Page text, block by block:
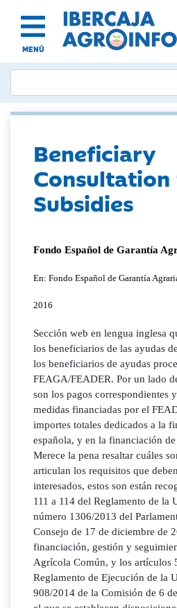
MENÚ
Beneficiary
Consultation
Subsidies
Fondo Español de Garantía
En: Fondo Español de Garantía
2016
Sección web en lengua inglesa
los beneficiarios de las ayudas
los beneficiarios de ayudas
FEAGA/FEADER. Por un lado
son los pagos correspondientes
medidas financiadas por el
importes totales dedicados a la
española, y en la financiación
Merece la pena resaltar cuáles
articulan los requisitos que
interesados, estos son están
111 a 114 del Reglamento de la
número 1306/2013 del
Consejo de 17 de diciembre de
financiación, gestión y
Agrícola Común, y los artículos
Reglamento de Ejecución de la
908/2014 de la Comisión de 6